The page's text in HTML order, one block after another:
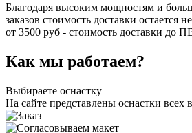
Благодаря высоким мощностям и
заказов стоимость доставки остается
от 3500 руб - стоимость доставки до
Как мы работаем?
Выбираете оснастку
На сайте представлены оснастки всех